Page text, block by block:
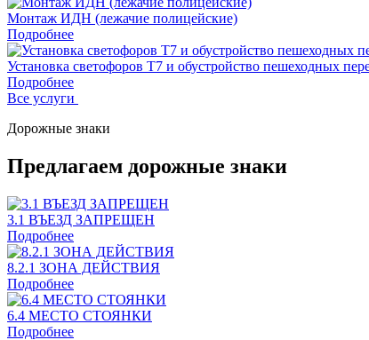
Монтаж ИДН (лежачие полицейские)
Подробнее
Установка светофоров Т7 и обустройство пешеходных
Подробнее
Все услуги
Дорожные знаки
Предлагаем дорожные знаки
3.1 ВЪЕЗД ЗАПРЕЩЕН
Подробнее
8.2.1 ЗОНА ДЕЙСТВИЯ
Подробнее
6.4 МЕСТО СТОЯНКИ
Подробнее